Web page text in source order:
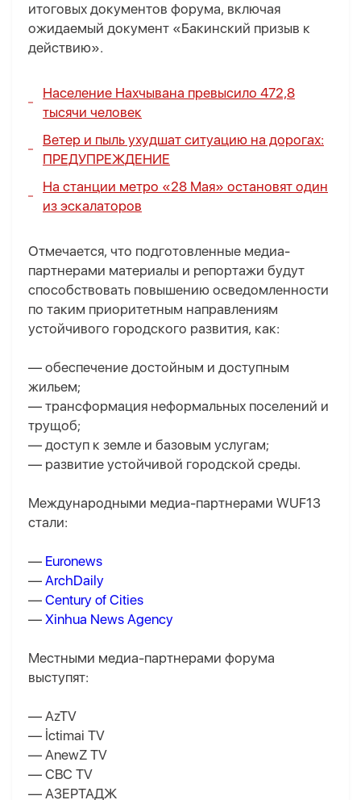
итоговых документов форума, включая
ожидаемый документ «Бакинский призыв к
действию».
Население Нахчывана превысило 472,8
тысячи человек
Ветер и пыль ухудшат ситуацию на дорогах:
ПРЕДУПРЕЖДЕНИЕ
На станции метро «28 Мая» остановят один
из эскалаторов
Отмечается, что подготовленные медиа-
партнерами материалы и репортажи будут
способствовать повышению осведомленности
по таким приоритетным направлениям
устойчивого городского развития, как:
— обеспечение достойным и доступным
жильем;
— трансформация неформальных поселений и
трущоб;
— доступ к земле и базовым услугам;
— развитие устойчивой городской среды.
Международными медиа-партнерами WUF13
стали:
— Euronews
— ArchDaily
— Century of Cities
— Xinhua News Agency
Местными медиа-партнерами форума
выступят:
— AzTV
— İctimai TV
— AnewZ TV
— CBC TV
— АЗЕРТАДЖ